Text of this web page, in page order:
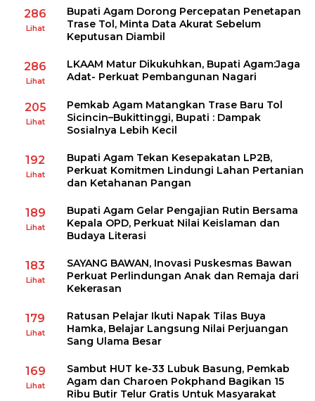
286
Lihat
Bupati Agam Dorong Percepatan Penetapan
Trase Tol, Minta Data Akurat Sebelum
Keputusan Diambil
286
Lihat
LKAAM Matur Dikukuhkan, Bupati Agam:Jaga
Adat- Perkuat Pembangunan Nagari
205
Lihat
Pemkab Agam Matangkan Trase Baru Tol
Sicincin–Bukittinggi, Bupati : Dampak
Sosialnya Lebih Kecil
192
Lihat
Bupati Agam Tekan Kesepakatan LP2B,
Perkuat Komitmen Lindungi Lahan Pertanian
dan Ketahanan Pangan
189
Lihat
Bupati Agam Gelar Pengajian Rutin Bersama
Kepala OPD, Perkuat Nilai Keislaman dan
Budaya Literasi
183
Lihat
SAYANG BAWAN, Inovasi Puskesmas Bawan
Perkuat Perlindungan Anak dan Remaja dari
Kekerasan
179
Lihat
Ratusan Pelajar Ikuti Napak Tilas Buya
Hamka, Belajar Langsung Nilai Perjuangan
Sang Ulama Besar
169
Lihat
Sambut HUT ke-33 Lubuk Basung, Pemkab
Agam dan Charoen Pokphand Bagikan 15
Ribu Butir Telur Gratis Untuk Masyarakat